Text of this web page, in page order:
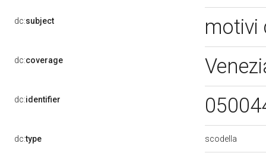
dc:subject motivi
dc:coverage
dc:identifier
dc:type scodella